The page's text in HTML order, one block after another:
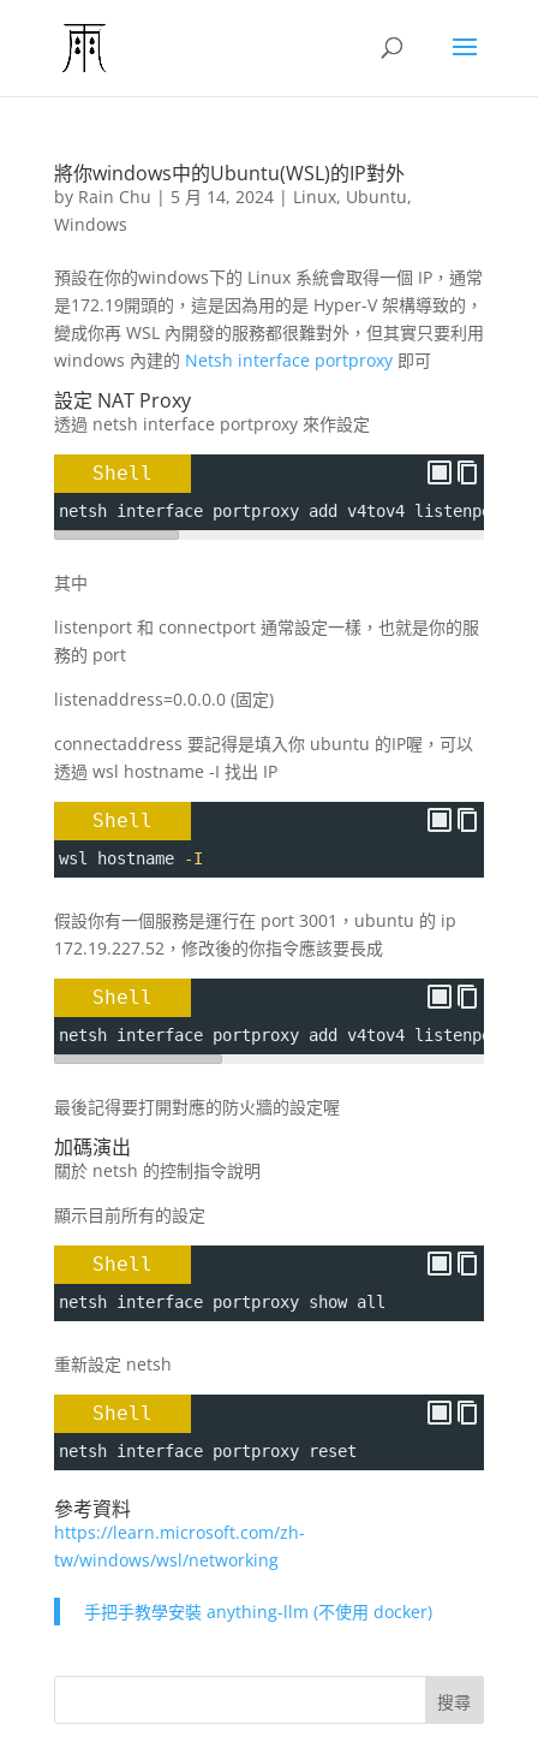
將你windows中的Ubuntu(WSL)的IP對外
by Rain Chu | 5 月 14, 2024| Linux, Ubuntu,
Windows
預設在你的windows下的 Linux 系統會取得一個 IP，通常
是172.19開頭的，這是因為用的是 Hyper-V 架構導致的，
變成你再 WSL 內開發的服務都很難對外，但其實只要利用
windows 內建的 Netsh interface portproxy即可
設定 NAT Proxy
透過 netsh interface portproxy 來作設定
Shell
netsh interface portproxy add v4tov4 listenport
其中
listenport 和 connectport 通常設定一樣，也就是你的服
務的 port
listenaddress=0.0.0.0 (固定)
connectaddress 要記得是填入你 ubuntu 的IP喔，可以
透過 wsl hostname -I 找出 IP
Shell
wsl hostname -I
假設你有一個服務是運行在 port 3001，ubuntu 的 ip
172.19.227.52，修改後的你指令應該要長成
Shell
netsh interface portproxy add v4tov4 listenport
最後記得要打開對應的防火牆的設定喔
加碼演出
關於 netsh 的控制指令說明
顯示目前所有的設定
Shell
netsh interface portproxy show all
重新設定 netsh
Shell
netsh interface portproxy reset
參考資料
https://learn.microsoft.com/zh-
tw/windows/wsl/networking
手把手教學安裝 anything-llm (不使用 docker)